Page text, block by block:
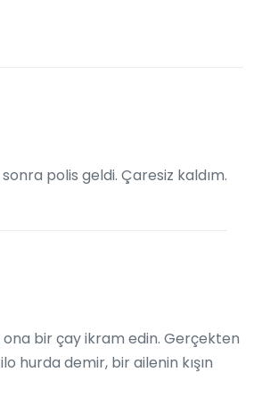
sonra polis geldi. Çaresiz kaldım.
ona bir çay ikram edin. Gerçekten
hurda demir, bir ailenin kışın